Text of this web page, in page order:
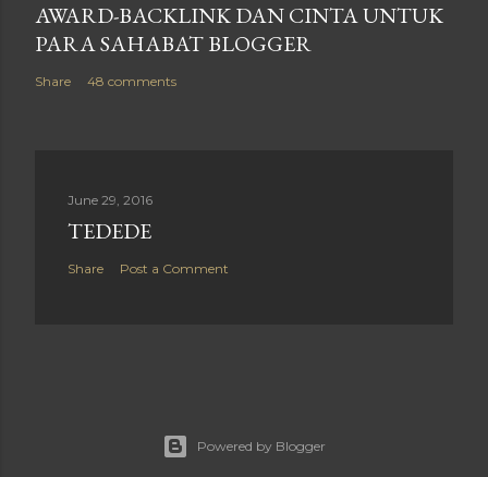
AWARD-BACKLINK DAN CINTA UNTUK
PARA SAHABAT BLOGGER
Share 48 comments
June 29, 2016
TEDEDE
Share Post a Comment
Powered by Blogger